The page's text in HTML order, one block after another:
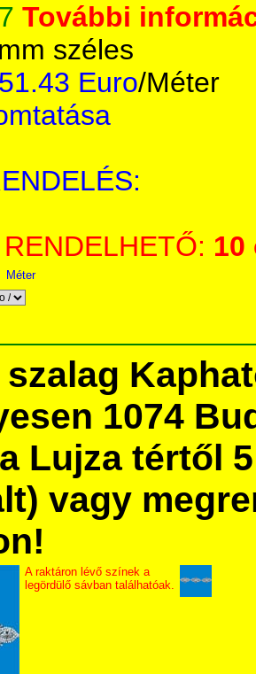
További
széles
51.43 Euro/Méter
10
Méter
1074
Lujza tértől
vagy
A raktáron lévő színek a
legördülő sávban találhatóak.